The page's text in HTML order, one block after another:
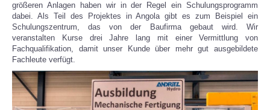
größeren Anlagen haben wir in der Regel ein Schulungsprogramm
dabei. Als Teil des Projektes in Angola gibt es zum Beispiel ein
Schulungszentrum, das von der Baufirma gebaut wird. Wir
veranstalten Kurse drei Jahre lang mit einer Vermittlung von
Fachqualifikation, damit unser Kunde über mehr gut ausgebildete
Fachleute verfügt.